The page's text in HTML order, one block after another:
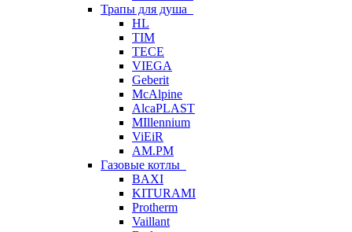
Трапы для душа
HL
TIM
TECE
VIEGA
Geberit
McAlpine
AlcaPLAST
MIllennium
ViEiR
AM.PM
Газовые котлы
BAXI
KITURAMI
Protherm
Vaillant